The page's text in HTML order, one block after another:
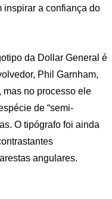
inspirar a confiança do
da Dollar General é
Phil Garnham,
mas no processo ele
de “semi-
O tipógrafo foi ainda
angulares.